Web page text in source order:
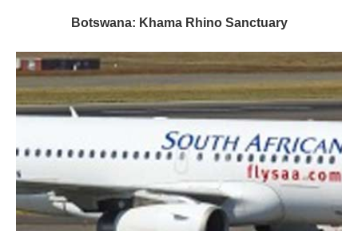
Botswana: Khama Rhino Sanctuary